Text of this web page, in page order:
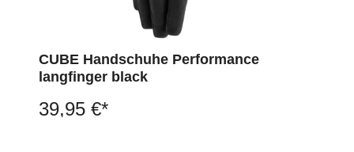
CUBE Handschuhe Performance
langfinger black
39,95 €*